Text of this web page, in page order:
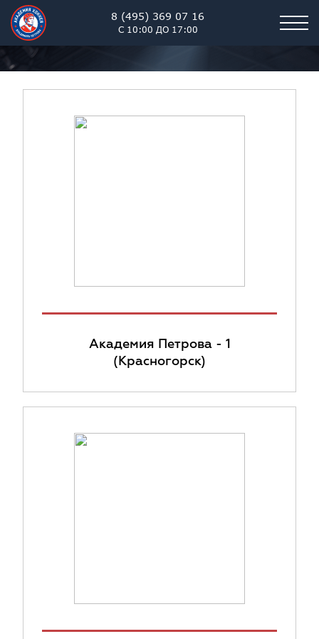
8 (495) 369 07 16
С 10:00 ДО 17:00
Академия Петрова - 1
(Красногорск)